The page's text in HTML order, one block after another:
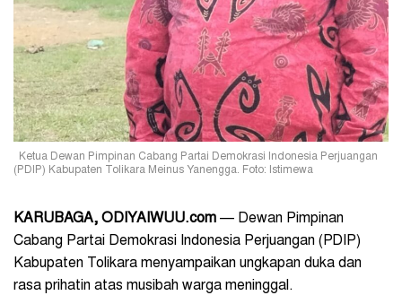
Ketua Dewan Pimpinan Cabang Partai Demokrasi Indonesia Perjuangan
(PDIP) Kabupaten Tolikara Meinus Yanengga. Foto: Istimewa
KARUBAGA, ODIYAIWUU.com — Dewan Pimpinan
Cabang Partai Demokrasi Indonesia Perjuangan (PDIP)
Kabupaten Tolikara menyampaikan ungkapan duka dan
rasa prihatin atas musibah warga meninggal.